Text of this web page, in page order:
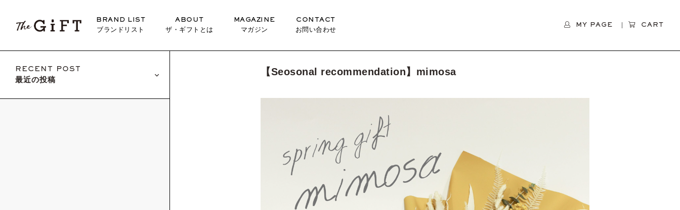
BRAND LIST
ブランドリスト
ABOUT
ザ・ギフトとは
MAGAZINE
マガジン
CONTACT
お問い合わせ
MY PAGE CART
RECENT POST
最近の投稿
【Seosonal recommendation】mimosa